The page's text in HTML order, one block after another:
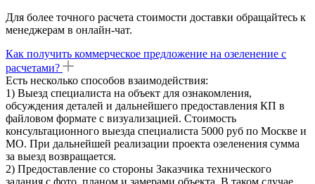
Для более точного расчета стоимости доставки обращайтесь к
менеджерам в онлайн-чат.
Как получить коммерческое предложение на озеленение с
расчетами?
Есть несколько способов взаимодействия:
1) Выезд специалиста на объект для ознакомления,
обсуждения деталей и дальнейшего предоставления КП в
файловом формате с визуализацией. Стоимость
консультационного выезда специалиста 5000 руб по Москве и
МО. При дальнейшей реализации проекта озеленения сумма
за выезд возвращается.
2) Предоставление со стороны Заказчика технического
задания с фото, планом и замерами объекта. В таком случае